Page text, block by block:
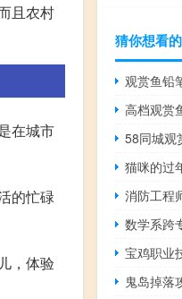
且农村
在城市
的忙碌
，体验
猜你想看
高档观赏
猫咪的过
消防工程
数学系跨
宝鸡职业
鬼岛掉落